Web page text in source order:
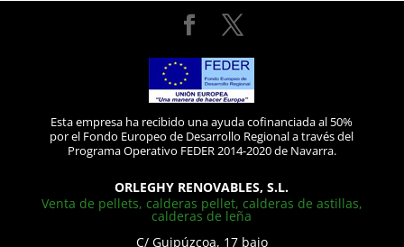
Esta empresa ha recibido una ayuda cofinanciada al 50%
por el Fondo Europeo de Desarrollo Regional a través del
Programa Operativo FEDER 2014-2020 de Navarra.
ORLEGHY RENOVABLES, S.L.
Venta de pellets, calderas pellet, calderas de astillas,
calderas de leña
C/ Guipúzcoa, 17 bajo